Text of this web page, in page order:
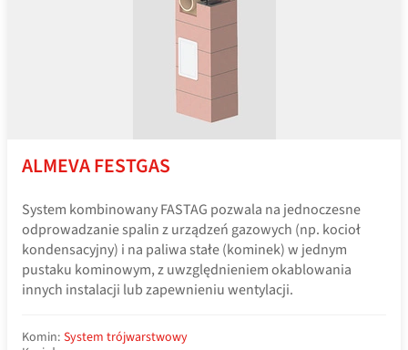
ALMEVA FESTGAS
System kombinowany FASTAG pozwala na jednoczesne
odprowadzanie spalin z urządzeń gazowych (np. kocioł
kondensacyjny) i na paliwa stałe (kominek) w jednym
pustaku kominowym, z uwzględnieniem okablowania
innych instalacji lub zapewnieniu wentylacji.
Komin: System trójwarstwowy